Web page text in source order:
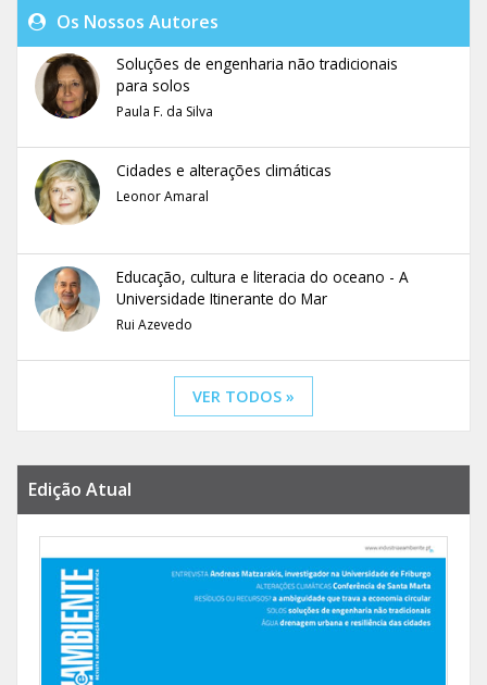
Os Nossos Autores
Soluções de engenharia não tradicionais
para solos
Paula F. da Silva
Cidades e alterações climáticas
Leonor Amaral
Educação, cultura e literacia do oceano - A
Universidade Itinerante do Mar
Rui Azevedo
VER TODOS »
Edição Atual